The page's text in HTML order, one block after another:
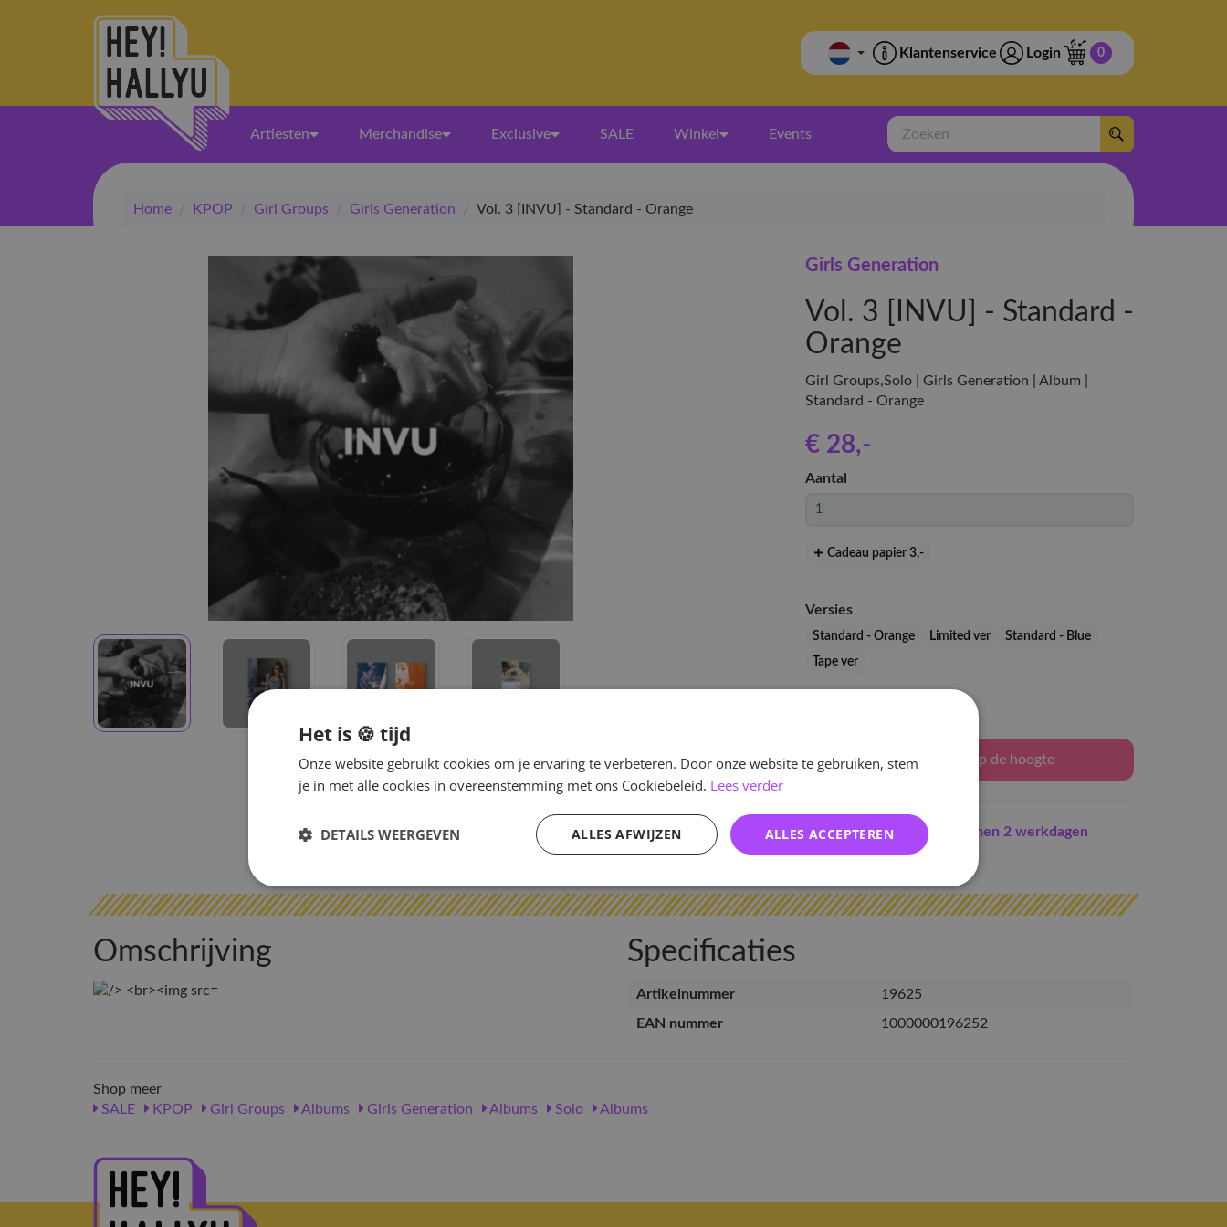
Klantenservice Login 0
Artiesten Merchandise Exclusive SALE Winkel Events
Zoeken
Home / KPOP / Girl Groups / Girls Generation / Vol. 3 [INVU] - Standard - Orange
Girls Generation
Vol. 3 [INVU] - Standard -
Orange
Girl Groups,Solo | Girls Generation | Album |
Standard - Orange
€ 28,-
Aantal
Cadeau papier 3,-
Versies
Standard - Orange Limited ver
Standard - Blue
Tape ver
Houd mij op de hoogte
Indien op voorraad
binnen 2 werkdagen
verzonden
Omschrijving Specificaties
Artikelnummer
19625
EAN nummer
1000000196252
Shop meer
SALE
KPOP Girl Groups Albums Girls Generation Albums Solo Albums
Het is 🍪 tijd
Onze website gebruikt cookies om je ervaring te verbeteren. Door onze website te gebruiken, stem
je in met alle cookies in overeenstemming met ons Cookiebeleid. Lees verder
ALLES ACCEPTEREN
ALLES AFWIJZEN
DETAILS WEERGEVEN